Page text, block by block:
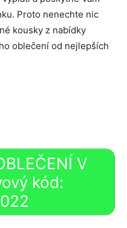
Proto nenechte nic
kousky z nabídky
oblečení od nejlepších
V
kód: